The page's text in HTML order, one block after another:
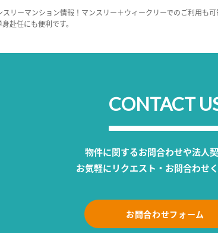
リーマンション情報！マンスリー＋ウィークリーでのご利用も
赴任にも便利です。
CONTACT
物件に関するお問合わせや法人契
お気軽にリクエスト・お問合わせく
お問合わせフォーム